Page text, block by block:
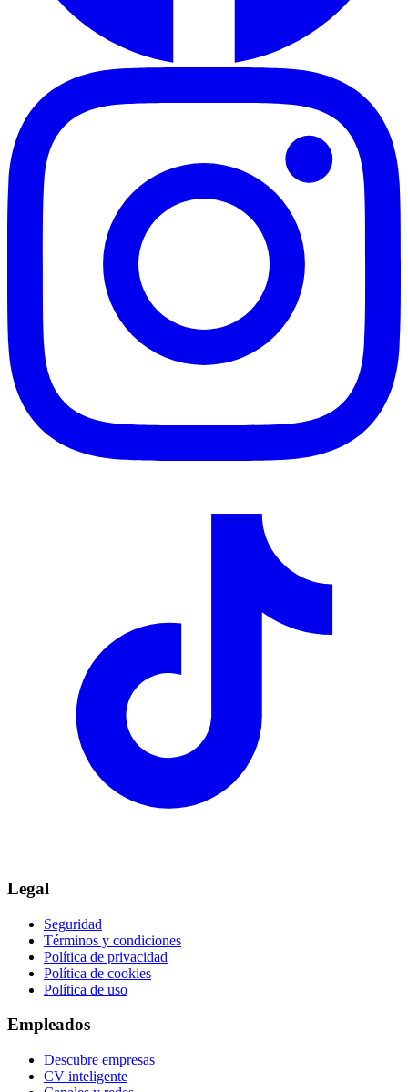
Legal
Seguridad
Términos y condiciones
Política de privacidad
Política de cookies
Política de uso
Empleados
Descubre empresas
CV inteligente